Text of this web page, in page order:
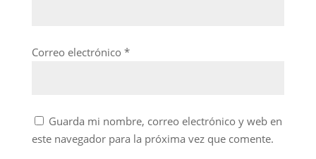
Correo electrónico *
Guarda mi nombre, correo electrónico y web en
este navegador para la próxima vez que comente.